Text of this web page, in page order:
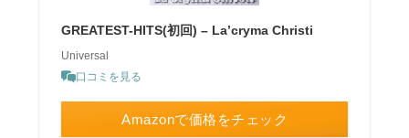
GREATEST-HITS(初回) – La’cryma Christi
Universal
口コミを見る
Amazonで価格をチェック